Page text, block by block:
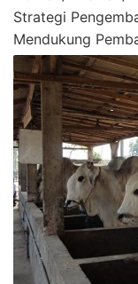
Strategi
Mendukung